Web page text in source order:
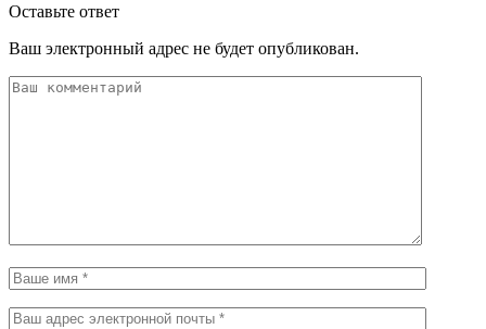
Оставьте ответ
Ваш электронный адрес не будет опубликован.